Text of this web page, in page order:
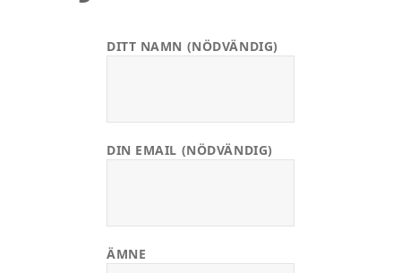
DITT NAMN (NÖDVÄNDIG)
DIN EMAIL (NÖDVÄNDIG)
ÄMNE